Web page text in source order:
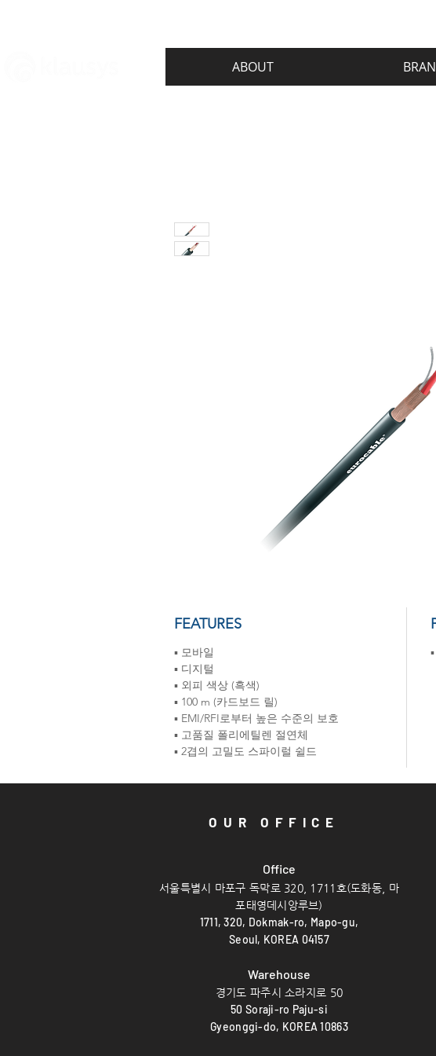
ABOUT
FEATURES
▪ 모바일
▪ 디지털
▪ 외피 색상 (흑색)
▪ 100 m (카드보드 릴)
▪ EMI/RFI로부터 높은 수준의 보호
▪ 고품질 폴리에틸렌 절연체
▪ 2겹의 고밀도 스파이럴 쉴드
OUR OFFICE
Office
서울특별시 마포구 독막로 320, 1711호(도화동, 마
포태영데시앙루브)
1711, 320, Dokmak-ro, Mapo-gu,
Seoul, KOREA 04157
Warehouse
경기도 파주시 소라지로 50
50 Soraji-ro Paju-si
Gyeonggi-do, KOREA 10863